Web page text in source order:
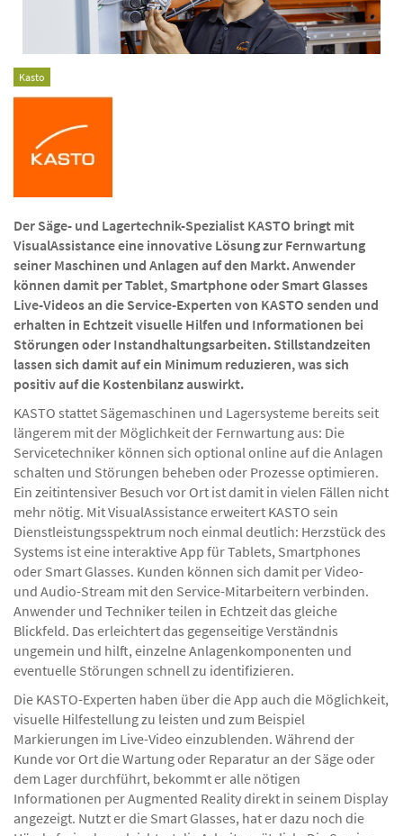
Kasto
Der Säge- und Lagertechnik-Spezialist KASTO bringt mit
VisualAssistance eine innovative Lösung zur Fernwartung
seiner Maschinen und Anlagen auf den Markt. Anwender
können damit per Tablet, Smartphone oder Smart Glasses
Live-Videos an die Service-Experten von KASTO senden und
erhalten in Echtzeit visuelle Hilfen und Informationen bei
Störungen oder Instandhaltungsarbeiten. Stillstandzeiten
lassen sich damit auf ein Minimum reduzieren, was sich
positiv auf die Kostenbilanz auswirkt.
KASTO stattet Sägemaschinen und Lagersysteme bereits seit
längerem mit der Möglichkeit der Fernwartung aus: Die
Servicetechniker können sich optional online auf die Anlagen
schalten und Störungen beheben oder Prozesse optimieren.
Ein zeitintensiver Besuch vor Ort ist damit in vielen Fällen nicht
mehr nötig. Mit VisualAssistance erweitert KASTO sein
Dienstleistungsspektrum noch einmal deutlich: Herzstück des
Systems ist eine interaktive App für Tablets, Smartphones
oder Smart Glasses. Kunden können sich damit per Video-
und Audio-Stream mit den Service-Mitarbeitern verbinden.
Anwender und Techniker teilen in Echtzeit das gleiche
Blickfeld. Das erleichtert das gegenseitige Verständnis
ungemein und hilft, einzelne Anlagenkomponenten und
eventuelle Störungen schnell zu identifizieren.
Die KASTO-Experten haben über die App auch die Möglichkeit,
visuelle Hilfestellung zu leisten und zum Beispiel
Markierungen im Live-Video einzublenden. Während der
Kunde vor Ort die Wartung oder Reparatur an der Säge oder
dem Lager durchführt, bekommt er alle nötigen
Informationen per Augmented Reality direkt in seinem Display
angezeigt. Nutzt er die Smart Glasses, hat er dazu noch die